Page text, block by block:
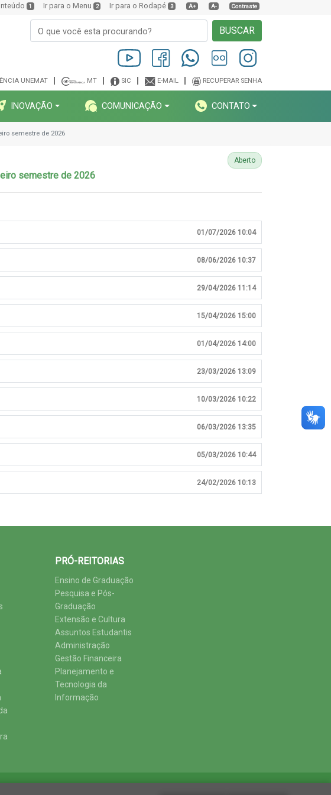
1 Ir para o Menu 2 Ir para o Rodapé 3 A+ A- Contraste
BUSCAR
UNEMAT MT SIC E-MAIL RECUPERAR SENHA
INOVAÇÃO COMUNICAÇÃO CONTATO
semestre de 2026
Aberto
semestre de 2026
01/07/2026 10:04
08/06/2026 10:37
29/04/2026 11:14
15/04/2026 15:00
01/04/2026 14:00
23/03/2026 13:09
10/03/2026 10:22
06/03/2026 13:35
05/03/2026 10:44
24/02/2026 10:13
PRÓ-REITORIAS
Ensino de Graduação
Pesquisa e Pós-
Graduação
Extensão e Cultura
Assuntos Estudantis
Administração
Gestão Financeira
Planejamento e
Tecnologia da
Informação